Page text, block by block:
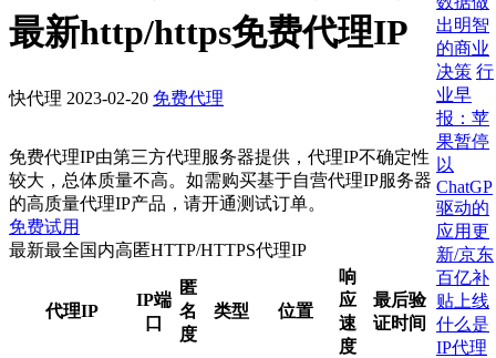
最新http/https免费代理IP
快代理 2023-02-20 免费代理
免费代理IP由第三方代理服务器提供，代理IP不确定性
较大，总体质量不高。如需购买基于自营代理IP服务器
的高质量代理IP产品，请开通测试订单。
免费试用
最新最全国内高匿HTTP/HTTPS代理IP
代理IP
IP端
口
匿
名
度
类型 位置
响
应
速
度
最后验
证时间
出明智
的商业
决策 行
业早
报：苹
果暂停
以
ChatGP
驱动的
应用更
新/京东
百亿补
贴上线
什么是
IP代理